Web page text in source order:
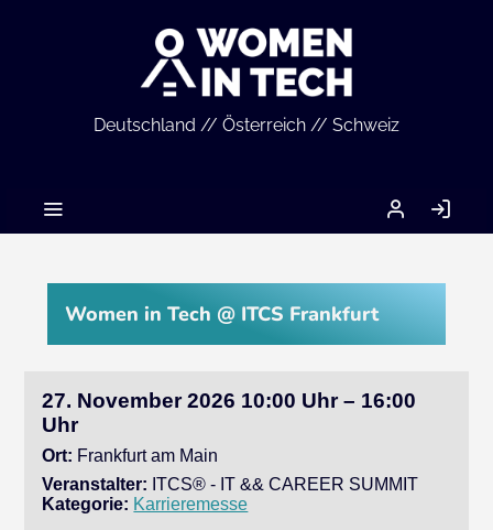
Deutschland // Österreich // Schweiz
MEIN
ACCOUNT
Women in Tech @ ITCS Frankfurt
27. November 2026 10:00 Uhr – 16:00
Uhr
Ort: Frankfurt am Main
Veranstalter: ITCS® - IT && CAREER SUMMIT
Kategorie: Karrieremesse